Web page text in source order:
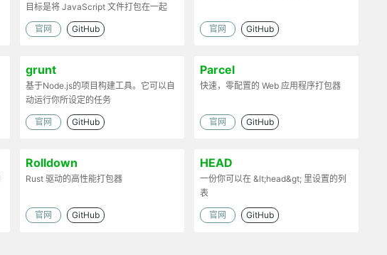
目标是将 JavaScript 文件打包在一起
官网 GitHub 官网 GitHub
grunt
基于Node.js的项目构建工具。它可以自
动运行你所设定的任务
官网 GitHub
Parcel
快速，零配置的 Web 应用程序打包器
官网 GitHub
Rolldown
Rust 驱动的高性能打包器
官网 GitHub
HEAD
一份你可以在 &lt;head&gt; 里设置的列
表
官网 GitHub